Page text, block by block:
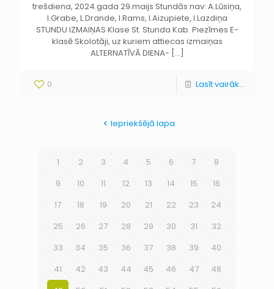
trešdiena, 2024.gada 29.maijs Stundās nav: A.Lūsiņa,
I.Grabe, L.Drande, I.Rams, I.Aizupiete, I.Lazdiņa
STUNDU IZMAIŅAS Klase St. Stunda Kab. Piezīmes E-
klasē Skolotāji, uz kuriem attiecas izmaiņas
ALTERNATĪVĀ DIENA- […]
0 Lasīt vairāk...
Iepriekšējā lapa
1 2 3 4 5 6 7
8
9
10 11 12 13 14 15
16
17
18 19 20 21 22 23
24
25
26 27 28 29 30 31
32
33
34 35 36 37 38 39
40
41
42 43 44 45 46 47
48